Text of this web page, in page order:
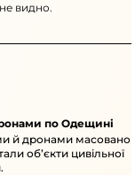
видно.
по Одещині
й дронами масовано
об’єкти цивільної